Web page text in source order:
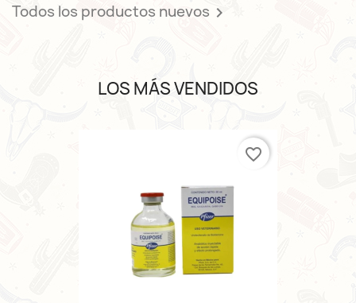
Todos los productos nuevos 
LOS MÁS VENDIDOS
favorite_border